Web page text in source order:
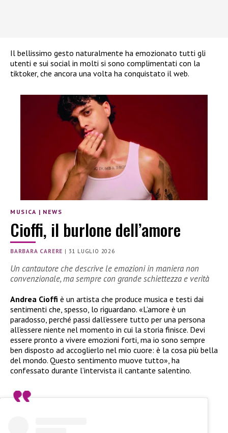
Il bellissimo gesto naturalmente ha emozionato tutti gli
utenti e sui social in molti si sono complimentati con la
tiktoker, che ancora una volta ha conquistato il web.
MUSICA | NEWS
Cioffi, il burlone dell’amore
BARBARA CARERE | 31 LUGLIO 2026
Un cantautore che descrive le emozioni in maniera non
convenzionale, ma sempre con grande schiettezza e verità
Andrea Cioffi è un artista che produce musica e testi dai
sentimenti che, spesso, lo riguardano. «L’amore è un
paradosso, perché passi dall’essere tutto per una persona
all’essere niente nel momento in cui la storia finisce. Devi
essere pronto a vivere emozioni forti, ma io sono sempre
ben disposto ad accoglierlo nel mio cuore: è la cosa più bella
del mondo. Questo sentimento muove tutto», ha
confessato durante l’intervista il cantante salentino.